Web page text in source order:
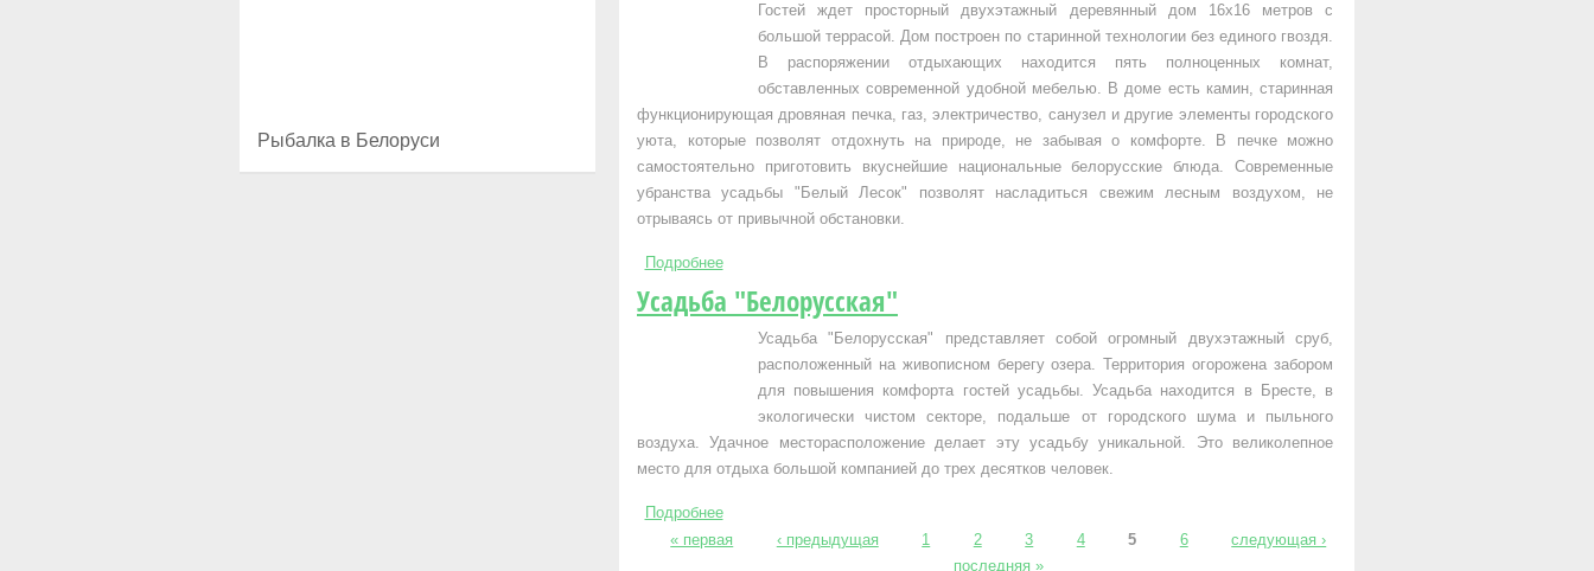
Гостей ждет просторный двухэтажный деревянный дом 16х16 метров с
большой террасой. Дом построен по старинной технологии без единого гвоздя.
В распоряжении отдыхающих находится пять полноценных комнат,
обставленных современной удобной мебелью. В доме есть камин, старинная
функционирующая дровяная печка, газ, электричество, санузел и другие элементы городского
уюта, которые позволят отдохнуть на природе, не забывая о комфорте. В печке можно
самостоятельно приготовить вкуснейшие национальные белорусские блюда. Современные
убранства усадьбы "Белый Лесок" позволят насладиться свежим лесным воздухом, не
отрываясь от привычной обстановки.
Подробнеео Усадьба "Белый Лесок"
Усадьба "Белорусская"
Усадьба "Белорусская" представляет собой огромный двухэтажный сруб,
расположенный на живописном берегу озера. Территория огорожена забором
для повышения комфорта гостей усадьбы. Усадьба находится в Бресте, в
экологически чистом секторе, подальше от городского шума и пыльного
воздуха. Удачное месторасположение делает эту усадьбу уникальной. Это великолепное
место для отдыха большой компанией до трех десятков человек.
Подробнеео Усадьба "Белорусская"
Страницы
« первая ‹ предыдущая 1 2 3 4 5 6
следующая ›
последняя »
Рыбалка в Белоруси